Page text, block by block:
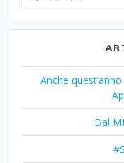
Anche
Dal